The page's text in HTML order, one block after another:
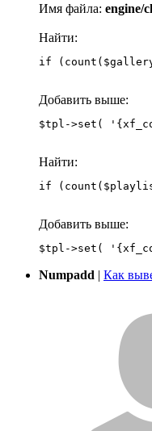
Имя файла: engine/
Найти:
if
Добавить выше:
Найти:
if
Добавить выше:
Numpadd | Как